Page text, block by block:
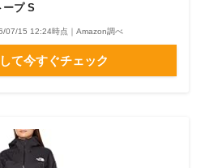
ープ S
07/15 12:24時点｜Amazon調べ
て今すぐチェック